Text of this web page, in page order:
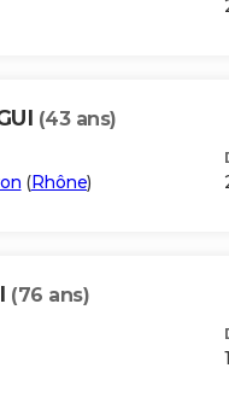
(43 ans)
(Rhône)
(76 ans)